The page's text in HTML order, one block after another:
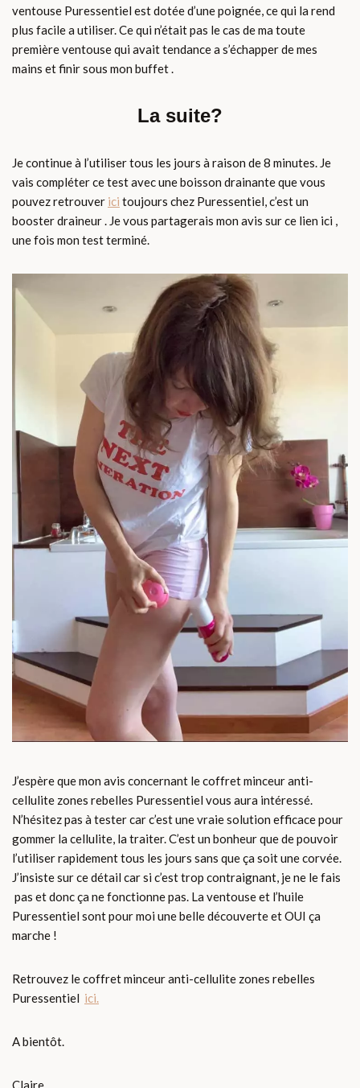
ventouse Puressentiel est dotée d’une poignée, ce qui la rend
plus facile a utiliser. Ce qui n’était pas le cas de ma toute
première ventouse qui avait tendance a s’échapper de mes
mains et finir sous mon buffet .
La suite?
Je continue à l’utiliser tous les jours à raison de 8 minutes. Je
vais compléter ce test avec une boisson drainante que vous
pouvez retrouver ici toujours chez Puressentiel, c’est un
booster draineur . Je vous partagerais mon avis sur ce lien ici ,
une fois mon test terminé.
J’espère que mon avis concernant le coffret minceur anti-
cellulite zones rebelles Puressentiel vous aura intéressé.
N’hésitez pas à tester car c’est une vraie solution efficace pour
gommer la cellulite, la traiter. C’est un bonheur que de pouvoir
l’utiliser rapidement tous les jours sans que ça soit une corvée.
J’insiste sur ce détail car si c’est trop contraignant, je ne le fais
pas et donc ça ne fonctionne pas. La ventouse et l’huile
Puressentiel sont pour moi une belle découverte et OUI ça
marche !
Retrouvez le coffret minceur anti-cellulite zones rebelles
Puressentiel ici.
A bientôt.
Claire